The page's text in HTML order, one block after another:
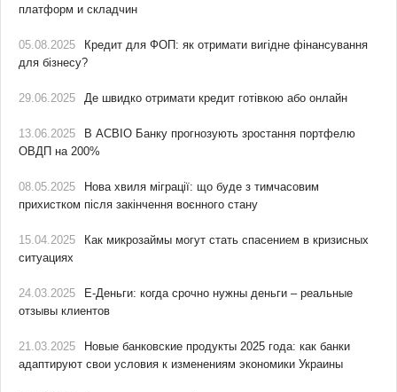
платформ и складчин
05.08.2025
Кредит для ФОП: як отримати вигідне фінансування
для бізнесу?
29.06.2025 Де швидко отримати кредит готівкою або онлайн
13.06.2025
В АСВІО Банку прогнозують зростання портфелю
ОВДП на 200%
08.05.2025
Нова хвиля міграції: що буде з тимчасовим
прихистком після закінчення воєнного стану
15.04.2025
Как микрозаймы могут стать спасением в кризисных
ситуациях
24.03.2025
Е-Деньги: когда срочно нужны деньги – реальные
отзывы клиентов
21.03.2025
Новые банковские продукты 2025 года: как банки
адаптируют свои условия к изменениям экономики Украины